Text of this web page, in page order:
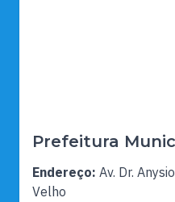
Prefeitura
Endereço: Av. Dr.
Velho